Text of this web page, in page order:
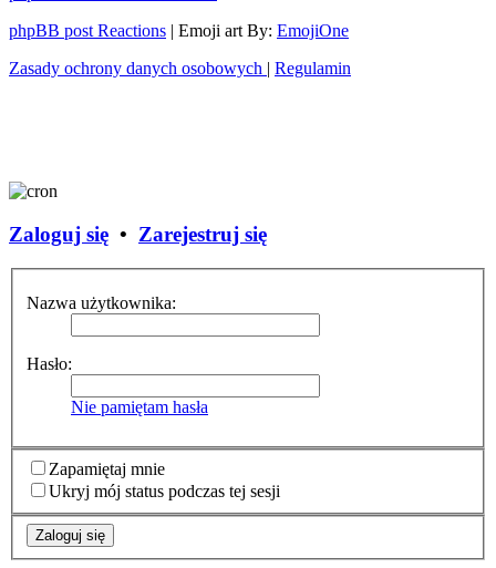
phpBB post Reactions | Emoji art By: EmojiOne
Zasady ochrony danych osobowych | Regulamin
Zaloguj się • Zarejestruj się
Nazwa użytkownika:
Hasło:
Nie pamiętam hasła
Zapamiętaj mnie
Ukryj mój status podczas tej sesji